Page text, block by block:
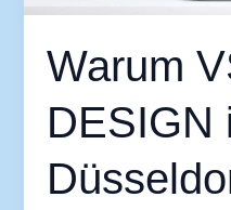
Warum
DESIGN